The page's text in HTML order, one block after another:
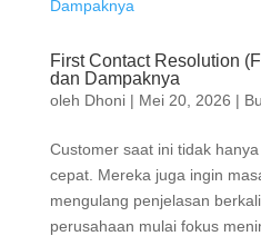
First Contact Resolution
dan Dampaknya
oleh Dhoni| Mei 20, 2026 |
Customer saat ini tidak
cepat. Mereka juga ingin
mengulang penjelasan
perusahaan mulai fokus